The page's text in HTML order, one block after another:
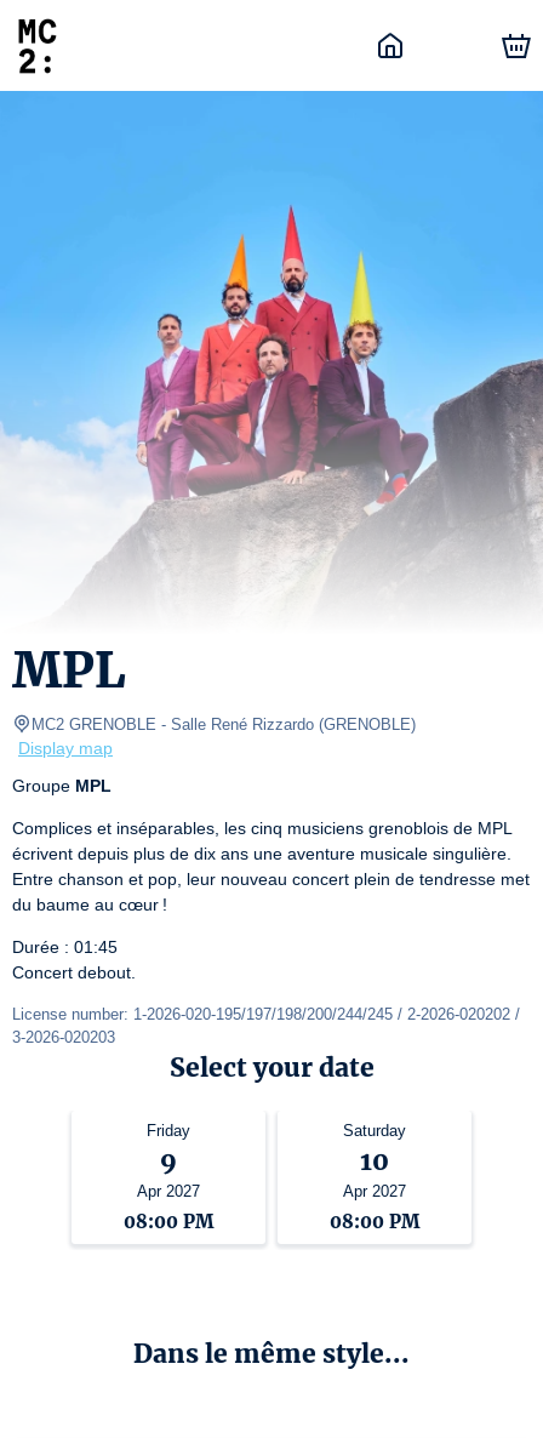
MPL
MC2 GRENOBLE - Salle René Rizzardo (GRENOBLE)
Display map
Groupe MPL
Complices et inséparables, les cinq musiciens grenoblois de MPL
écrivent depuis plus de dix ans une aventure musicale singulière.
Entre chanson et pop, leur nouveau concert plein de tendresse met
du baume au cœur !
Durée : 01:45
Concert debout.
License number: 1-2026-020-195/197/198/200/244/245 / 2-2026-020202 /
3-2026-020203
Select your date
Friday
9
Apr 2027
08:00 PM
Saturday
10
Apr 2027
08:00 PM
Dans le même style...